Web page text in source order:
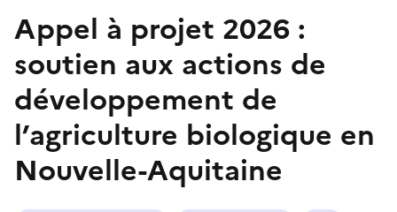
Appel à projet 2026 :
soutien aux actions de
développement de
l’agriculture biologique en
Nouvelle-Aquitaine